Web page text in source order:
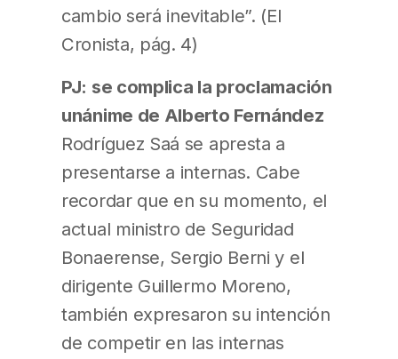
cambio será inevitable”. (El
Cronista, pág. 4)
PJ: se complica la proclamación
unánime de Alberto Fernández
Rodríguez Saá se apresta a
presentarse a internas. Cabe
recordar que en su momento, el
actual ministro de Seguridad
Bonaerense, Sergio Berni y el
dirigente Guillermo Moreno,
también expresaron su intención
de competir en las internas